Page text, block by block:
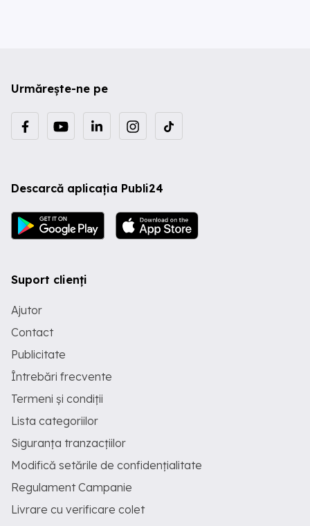
Urmărește-ne pe
Descarcă aplicația Publi24
Suport clienți
Ajutor
Contact
Publicitate
Întrebări frecvente
Termeni și condiții
Lista categoriilor
Siguranța tranzacțiilor
Modifică setările de confidențialitate
Regulament Campanie
Livrare cu verificare colet